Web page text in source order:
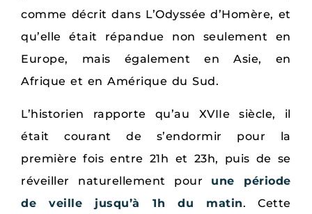
comme décrit dans L’Odyssée d’Homère, et
qu’elle était répandue non seulement en
Europe, mais également en Asie, en
Afrique et en Amérique du Sud.
L’historien rapporte qu’au XVIIe siècle, il
était courant de s’endormir pour la
première fois entre 21h et 23h, puis de se
réveiller naturellement pour une période
de veille jusqu’à 1h du matin. Cette